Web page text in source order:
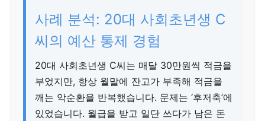
사례 분석: 20대 사회초년생 C
씨의 예산 통제 경험
20대 사회초년생 C씨는 매달 30만원씩 적금을
부었지만, 항상 월말에 잔고가 부족해 적금을
깨는 악순환을 반복했습니다. 문제는 ‘후저축’에
있었습니다. 월급을 받고 일단 쓰다가 남은 돈